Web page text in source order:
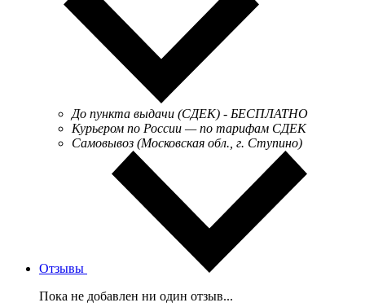
До пункта выдачи (СДЕК) - БЕСПЛАТНО
Курьером по России — по тарифам СДЕК
Самовывоз (Московская обл., г. Ступино)
Отзывы
Пока не добавлен ни один отзыв...